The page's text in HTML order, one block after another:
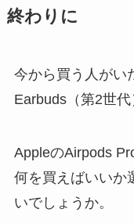
終わりに
今から買う人がい
Earbuds（第2世代
AppleのAirpods
何を買えばいいか
いでしょうか。